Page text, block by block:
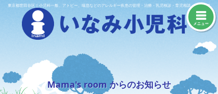
Skip東京都世田谷区｜小児科一般、アトピー、喘息などのアレルギー疾患の管理・治療・乳児検診・育児相談・予防接種
メニュー
Mama's room からのお知らせ